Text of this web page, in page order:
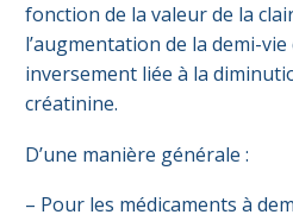
fonction de la valeur de la
l’augmentation de la demi-
inversement liée à la
créatinine.
D’une manière générale :
– Pour les médicaments à